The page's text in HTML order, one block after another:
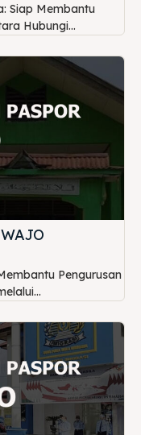
Siap Membantu
Hubungi...
Pengurusan